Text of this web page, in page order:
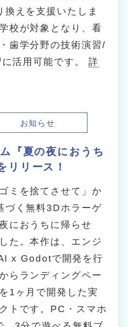
換えを支援いたしま
校が対象となり、看
歯学分野の技術演習/
活用可能です。 詳
お知らせ
『夏の夜におうち
リリース！
ミを捨てさせて」か
づく無料3Dホラーゲ
におうちに帰らせ
た。本作は、エンジ
x Godotで開発を行
らランディングペー
1ヶ月で開発した実
トです。PC・スマホ